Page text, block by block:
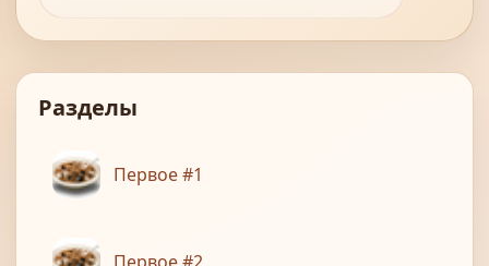
Разделы
Первое #1
Первое #2